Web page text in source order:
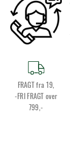
FRAGT fra 19,
-FRI FRAGT over
799,-